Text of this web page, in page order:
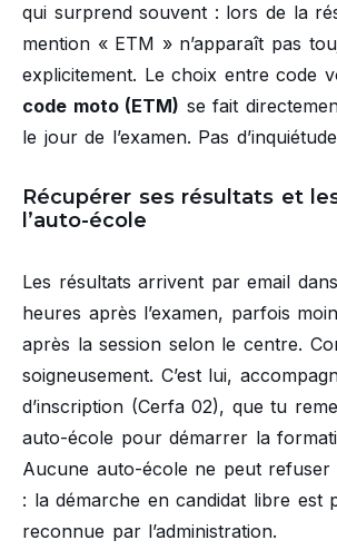
qui surprend souvent : lors de la
mention « ETM » n’apparaît pas
explicitement. Le choix entre code
code moto (ETM) se fait
le jour de l’examen. Pas
Récupérer ses résultats et
l’auto-école
Les résultats arrivent par email
heures après l’examen, parfois
après la session selon le centre.
soigneusement. C’est lui,
d’inscription (Cerfa 02), que tu
auto-école pour démarrer la
Aucune auto-école ne peut refuser
: la démarche en candidat libre est
reconnue par l’administration.